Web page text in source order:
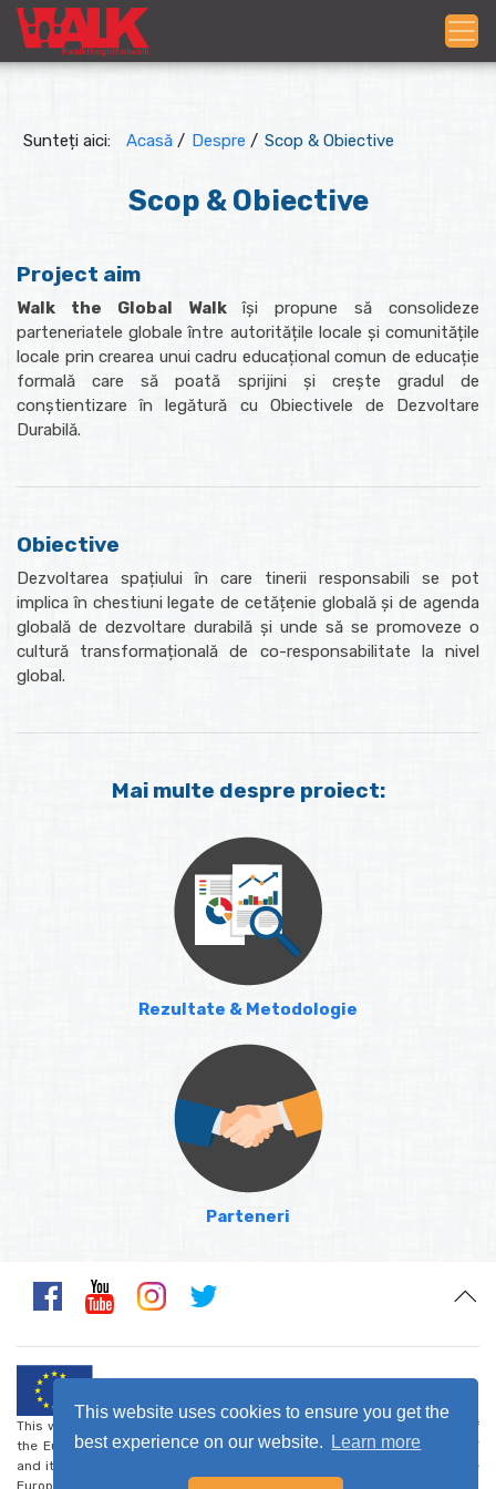
This website uses cookies to ensure you get the
best experience on our website.
Learn more
Sunteți aici: Acasă / Despre / Scop & Obiective
Scop & Obiective
Project aim
Walk the Global Walkîși propune să consolideze
parteneriatele globale între autoritățile locale și comunitățile
locale prin crearea unui cadru educațional comun de educație
formală care să poată sprijini și crește gradul de
conștientizare în legătură cu Obiectivele de Dezvoltare
Durabilă.
Obiective
Dezvoltarea spațiului în care tinerii responsabili se pot
implica în chestiuni legate de cetățenie globală și de agenda
globală de dezvoltare durabilă și unde să se promoveze o
cultură transformațională de co-responsabilitate la nivel
global.
Mai multe despre proiect:
Rezultate & Metodologie
Parteneri
This website was created and maintained with the financial support of
the European Union. Its contents are the sole responsibility of CARDET
and its project partners and do not necessarily reflect the views of the
European Union.